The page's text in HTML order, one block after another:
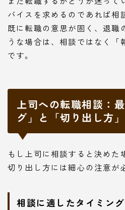
バイスを求めるのであれば相
既に転職の意思が固く、退職
うな場合は、相談ではなく「
です。
上司への転職相談：
グ」と「切り出し方」
もし上司に相談すると決めた
切り出し方には細心の注意が
相談に適したタイミング